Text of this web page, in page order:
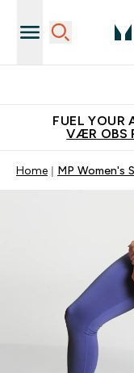
FUEL YOUR
VÆR OBS
Home MP Women's